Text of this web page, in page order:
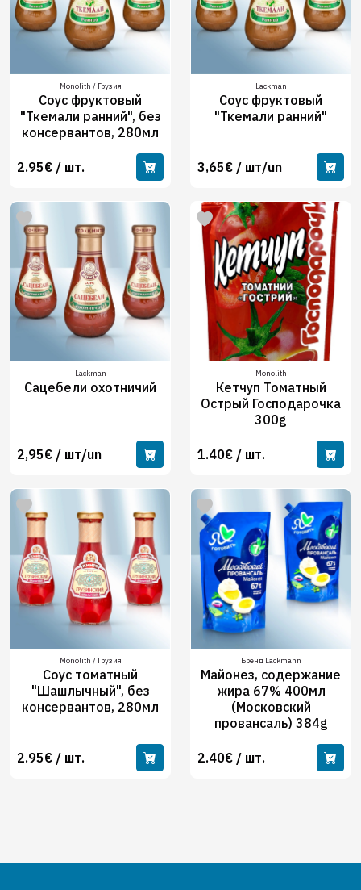
Monolith / Грузия
Соус фруктовый
"Ткемали ранний", без
консервантов, 280мл
2.95€ / шт.
Lackman
Соус фруктовый
"Ткемали ранний"
3,65€ / шт/un
Lackman
Сацебели охотничий
2,95€ / шт/un
Monolith
Кетчуп Томатный
Острый Господарочка
300g
1.40€ / шт.
Monolith / Грузия
Соус томатный
"Шашлычный", без
консервантов, 280мл
2.95€ / шт.
Бренд Lackmann
Майонез, содержание
жира 67% 400мл
(Московский
провансаль) 384g
2.40€ / шт.